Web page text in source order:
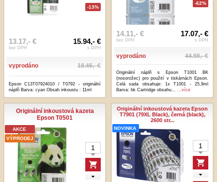
-13%
13.17,- €
bez DPH
15.94,- €
s DPH
vyprodáno 18.46,- €
Epson C13T07924010 / T0792 - originální
náplň Barva: cyan Obsah inkoustu : 11ml
-62%
14.11,- €
bez DPH
17.07,- €
s DPH
vyprodáno 44.98,- €
Originální náplň s Epson T1001 BK
(nosorožec) pro použití v tiskárnách Epson.
Celá sada obsahuje: 1x T1001 - 25,9ml
Barva: bk Cartridge obsahu... ...více
Originální inkoustová kazeta
Epson T0501
AKCE
VÝPRODEJ
Originální inkoustová kazeta Epson
T7901 (79XL Black), černá (black),
2600 str...
NOVINKA